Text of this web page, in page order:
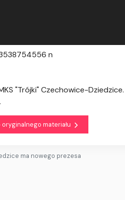
n
"Trójki" Czechowice-
oryginalnego materiału
ma nowego prezesa